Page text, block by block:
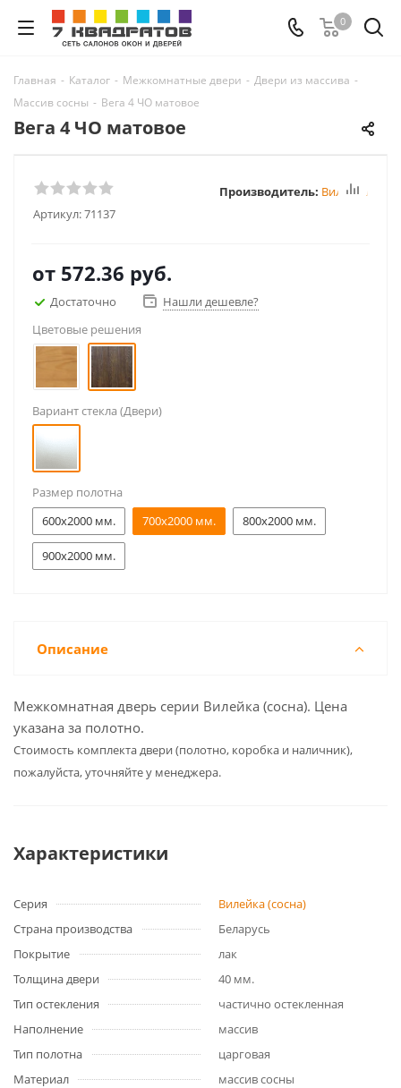
0
Главная - Каталог - Межкомнатные двери - Двери из массива -
Массив сосны - Вега 4 ЧО матовое
Вега 4 ЧО матовое
Артикул:71137
Производитель: Вилейка
от 572.36 руб.
Достаточно
Нашли дешевле?
Цветовые решения
Вариант стекла (Двери)
Размер полотна
600x2000 мм.
700x2000 мм. 800x2000 мм.
900x2000 мм.
Описание
Межкомнатная дверь серии Вилейка (сосна). Цена
указана за полотно.
Cтоимость комплекта двери (полотно, коробка и наличник),
пожалуйста, уточняйте у менеджера.
Характеристики
Серия
Вилейка (сосна)
Страна производства
Беларусь
Покрытие
лак
Толщина двери
40 мм.
Тип остекления
частично остекленная
Наполнение
массив
Тип полотна
царговая
Материал
массив сосны